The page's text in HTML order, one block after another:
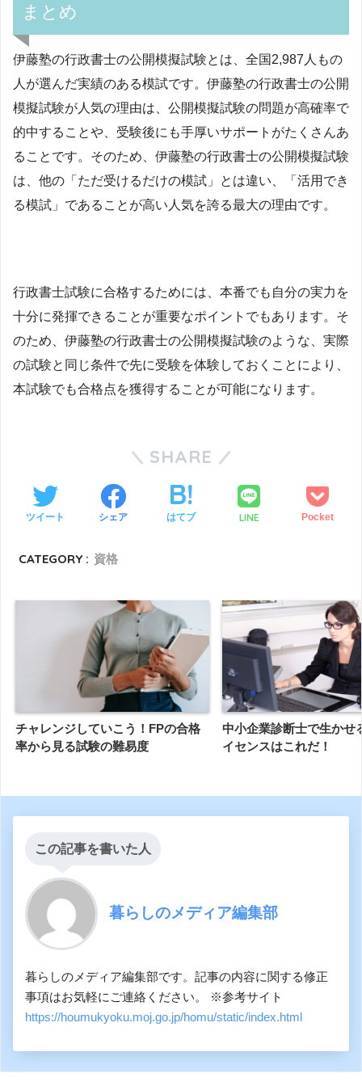
まとめ
伊藤塾の行政書士の公開模擬試験とは、全国2,987人もの
人が選んだ実績のある模試です。伊藤塾の行政書士の公開
模擬試験が人気の理由は、公開模擬試験の問題が高確率で
的中することや、受験後にも手厚いサポートがたくさんあ
ることです。そのため、伊藤塾の行政書士の公開模擬試験
は、他の「ただ受けるだけの模試」とは違い、「活用でき
る模試」であることが高い人気を誇る最大の理由です。
行政書士試験に合格するためには、本番でも自分の実力を
十分に発揮できることが重要なポイントでもあります。そ
のため、伊藤塾の行政書士の公開模擬試験のような、実際
の試験と同じ条件で先に受験を体験しておくことにより、
本試験でも合格点を獲得することが可能になります。
SHARE
ツイート シェア はてブ LINE Pocket
CATEGORY : 資格
チャレンジしていこう！FPの合格
率から見る試験の難易度
中小企業診断士で生かせ
イセンスはこれだ！
この記事を書いた人
暮らしのメディア編集部
暮らしのメディア編集部です。記事の内容に関する修正
事項はお気軽にご連絡ください。 ※参考サイト
https://houmukyoku.moj.go.jp/homu/static/index.html